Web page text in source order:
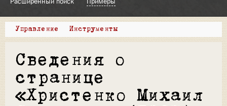
Управление Инструменты
Сведения о
странице
«Христенко Михаил